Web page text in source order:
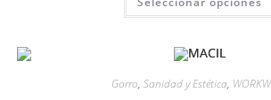
Gorro, Sanidad y Estética,